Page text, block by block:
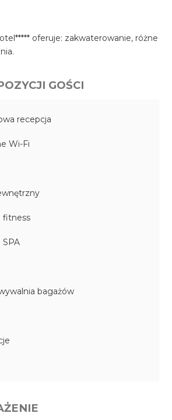
oferuje: zakwaterowanie, różne
GOŚCI
recepcja
Wi-Fi
fitness
bagażów